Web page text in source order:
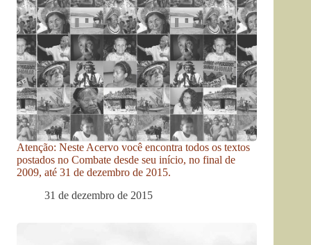
Atenção: Neste Acervo você encontra todos os textos
postados no Combate desde seu início, no final de
2009, até 31 de dezembro de 2015.
31 de dezembro de 2015